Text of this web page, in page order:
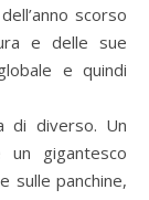
scorso
e delle sue
e quindi
di diverso. Un
un gigantesco
sulle panchine,